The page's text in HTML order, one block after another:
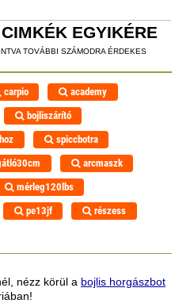
EGYIKÉRE
TOVÁBBI SZÁMODRA ÉRDEKES
carpio
academy
bojliszárító
spiccbotra
arcmaszk
mérleg120lbs
pe13jf
részess
nézz körül a bojlis horgászbot